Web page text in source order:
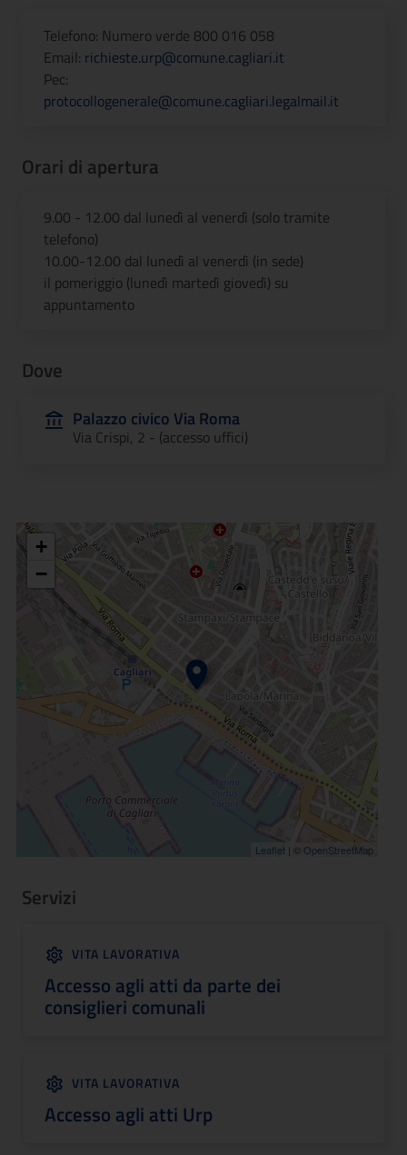
Telefono: Numero verde 800 016 058
Email: richieste.urp@comune.cagliari.it
Pec:
protocollogenerale@comune.cagliari.legalmail.it
Orari di apertura
9.00 - 12.00 dal lunedì al venerdì (solo tramite
telefono)
10.00-12.00 dal lunedì al venerdì (in sede)
il pomeriggio (lunedì martedì giovedì) su
appuntamento
Dove
Palazzo civico Via Roma
Via Crispi, 2 - (accesso uffici)
+
−
Leaflet | © OpenStreetMap
Servizi
VITA LAVORATIVA
Accesso agli atti da parte dei
consiglieri comunali
VITA LAVORATIVA
Accesso agli atti Urp